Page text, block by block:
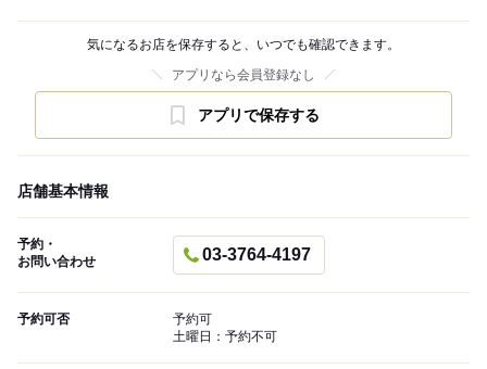
気になるお店を保存すると、いつでも確認できます。
アプリなら会員登録なし
アプリで保存する
店舗基本情報
予約・
お問い合わせ
03-3764-4197
予約可否
予約可
土曜日：予約不可